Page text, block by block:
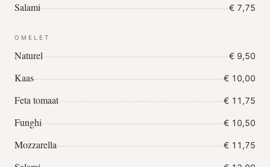
Salami € 7,75
OMELET
Naturel € 9,50
Kaas € 10,00
Feta tomaat € 11,75
Funghi € 10,50
Mozzarella € 11,75